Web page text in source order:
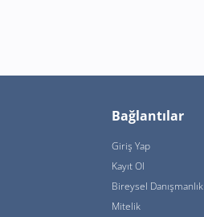
Bağlantılar
Giriş Yap
Kayıt Ol
Bireysel Danışmanlık
Mitelik